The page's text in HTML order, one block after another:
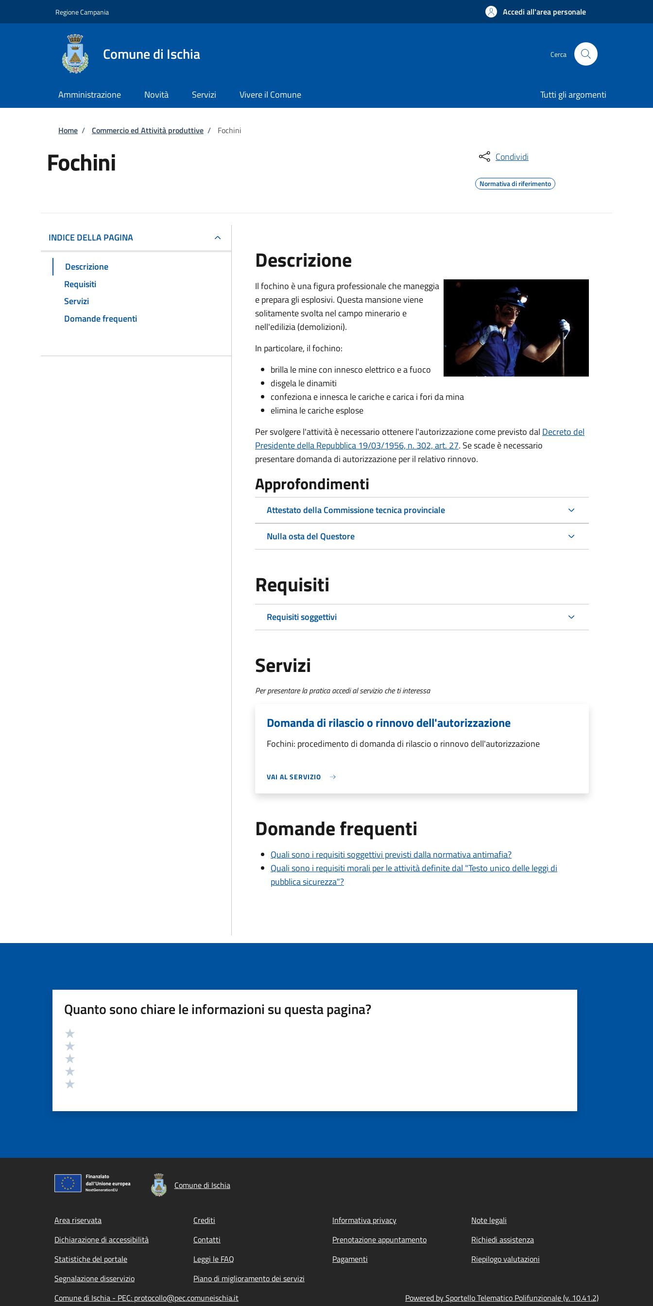
Regione Campania Accedi all'area personale
Comune di Ischia Cerca
Amministrazione Novità Servizi Vivere il Comune Tutti gli argomenti
Briciole di pane
Home / Commercio ed Attività produttive / Fochini
Fochini Condividi
Normativa di riferimento
INDICE DELLA PAGINA
Descrizione
Requisiti
Servizi
Domande frequenti
Descrizione
Il fochino è una figura professionale che maneggia
e prepara gli esplosivi. Questa mansione viene
solitamente svolta nel campo minerario e
nell'edilizia (demolizioni).
In particolare, il fochino:
brilla le mine con innesco elettrico e a fuoco
disgela le dinamiti
confeziona e innesca le cariche e carica i fori da mina
elimina le cariche esplose
Per svolgere l'attività è necessario ottenere l'autorizzazione come previsto dal Decreto del
Presidente della Repubblica 19/03/1956, n. 302, art. 27. Se scade è necessario
presentare domanda di autorizzazione per il relativo rinnovo.
Approfondimenti
Attestato della Commissione tecnica provinciale
Nulla osta del Questore
Requisiti
Requisiti soggettivi
Servizi
Per presentare la pratica accedi al servizio che ti interessa
Domanda di rilascio o rinnovo dell'autorizzazione
Fochini: procedimento di domanda di rilascio o rinnovo dell'autorizzazione
VAI AL SERVIZIO
Domande frequenti
Quali sono i requisiti soggettivi previsti dalla normativa antimafia?
Quali sono i requisiti morali per le attività definite dal "Testo unico delle leggi di
pubblica sicurezza"?
Quanto sono chiare le informazioni su questa pagina?
Valutazione
Comune di Ischia
Footer menu
Area riservata Crediti Informativa privacy
Note legali
Dichiarazione di accessibilità
Contatti Prenotazione appuntamento
Richiedi assistenza
Statistiche del portale
Leggi le FAQ Pagamenti
Riepilogo valutazioni
Segnalazione disservizio
Piano di miglioramento dei servizi
Comune di Ischia - PEC: protocollo@pec.comuneischia.it
Powered by Sportello Telematico Polifunzionale (v. 10.41.2)